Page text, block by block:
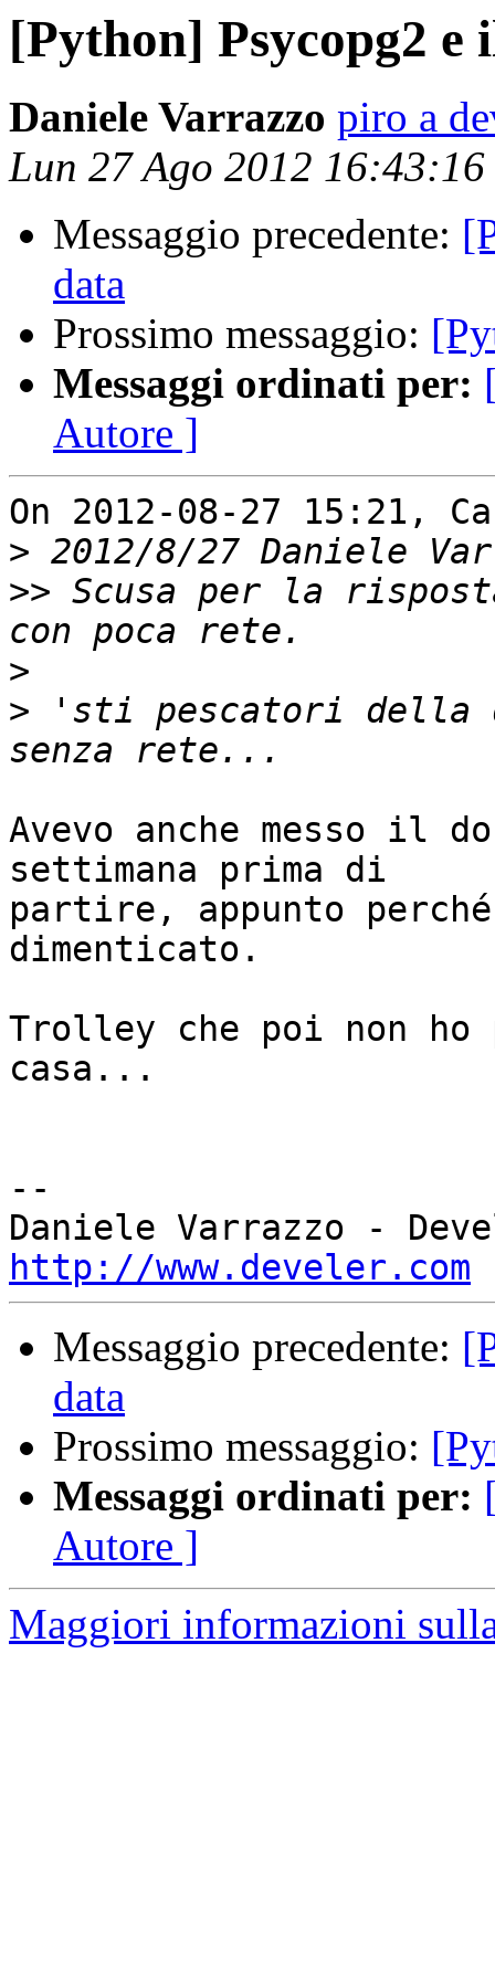
[Python] Psycopg2
Daniele Varrazzo piro a
Lun 27 Ago 2012 16:43:16
Messaggio precedente:
data
Prossimo messaggio:
Messaggi ordinati per:
Autore ]
On 2012-08-27 15:21,
> 2012/8/27 Daniele
>> Scusa per la
>
> 'sti pescatori della
Avevo anche messo il
settimana prima di
partire, appunto
dimenticato.
Trolley che poi non
casa...
--
http://www.develer.com
Messaggio precedente:
data
Prossimo messaggio:
Messaggi ordinati per:
Autore ]
Maggiori informazioni